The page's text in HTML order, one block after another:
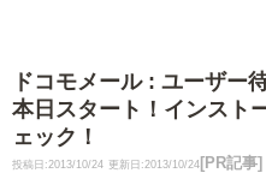
ドコモメール : ユーザー
本日スタート！インスト
ェック！
投稿日:2013/10/24 更新日:2013/10/24 [PR記事]